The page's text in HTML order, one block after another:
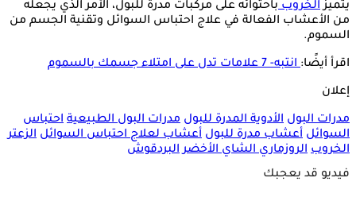
يتميزالخروبباحتوائه على مركبات مدرة للبول، الأمر الذي يجعله
من الأعشاب الفعالة في علاج احتباس السوائل وتقنية الجسم من
السموم.
اقرأ أيضًا:انتبه- 7 علامات تدل على امتلاء جسمك بالسموم
إعلان
مدرات البول الأدوية المدرة للبول مدرات البول الطبيعية احتباس
السوائل أعشاب مدرة للبول أعشاب لعلاج احتباس السوائل الزعتر
الخروب الروزماريالشاي الأخضر البردقوش
فيديو قد يعجبك